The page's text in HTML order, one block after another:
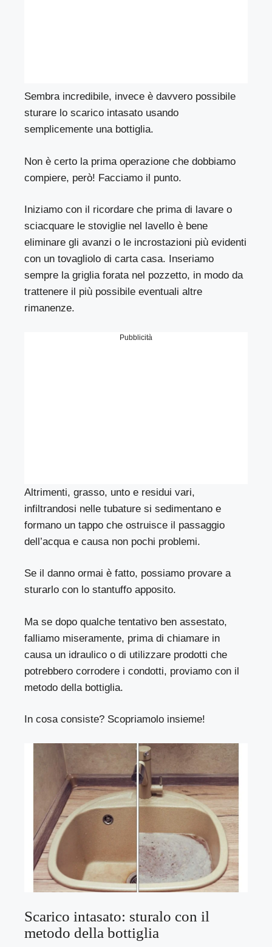
Sembra incredibile, invece è davvero possibile
sturare lo scarico intasato usando
semplicemente una bottiglia.
Non è certo la prima operazione che dobbiamo
compiere, però! Facciamo il punto.
Iniziamo con il ricordare che prima di lavare o
sciacquare le stoviglie nel lavello è bene
eliminare gli avanzi o le incrostazioni più evidenti
con un tovagliolo di carta casa. Inseriamo
sempre la griglia forata nel pozzetto, in modo da
trattenere il più possibile eventuali altre
rimanenze.
Pubblicità
Altrimenti, grasso, unto e residui vari,
infiltrandosi nelle tubature si sedimentano e
formano un tappo che ostruisce il passaggio
dell’acqua e causa non pochi problemi.
Se il danno ormai è fatto, possiamo provare a
sturarlo con lo stantuffo apposito.
Ma se dopo qualche tentativo ben assestato,
falliamo miseramente, prima di chiamare in
causa un idraulico o di utilizzare prodotti che
potrebbero corrodere i condotti, proviamo con il
metodo della bottiglia.
In cosa consiste? Scopriamolo insieme!
Scarico intasato: sturalo con il
metodo della bottiglia